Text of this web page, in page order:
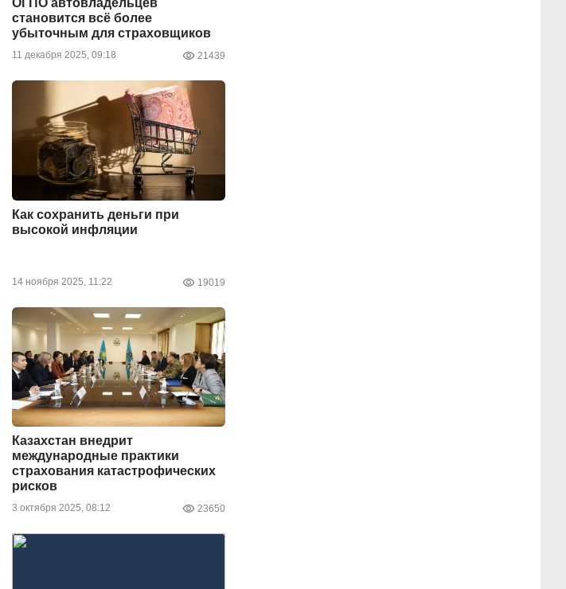
становится всё более
убыточным для страховщиков
11 декабря 2025, 09:18 21439
Как сохранить деньги при
высокой инфляции
14 ноября 2025, 11:22 19019
Казахстан внедрит
международные практики
страхования катастрофических
рисков
3 октября 2025, 08:12 23650